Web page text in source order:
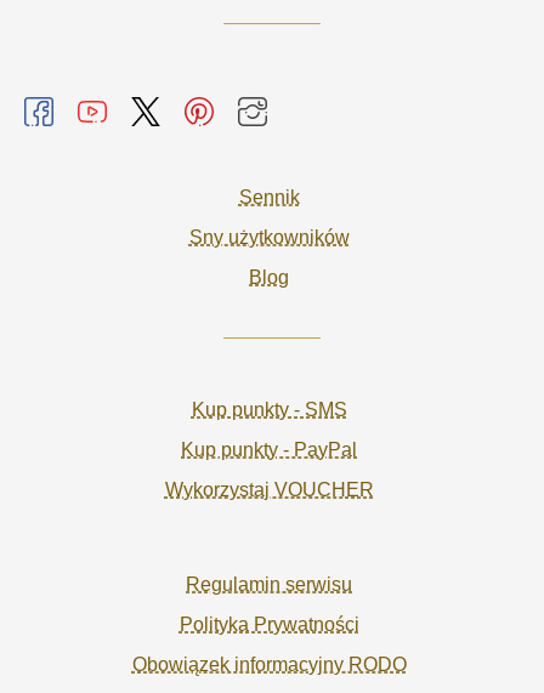
Sennik
Sny użytkowników
Blog
Kup punkty - SMS
Kup punkty - PayPal
Wykorzystaj VOUCHER
Regulamin serwisu
Polityka Prywatności
Obowiązek informacyjny RODO